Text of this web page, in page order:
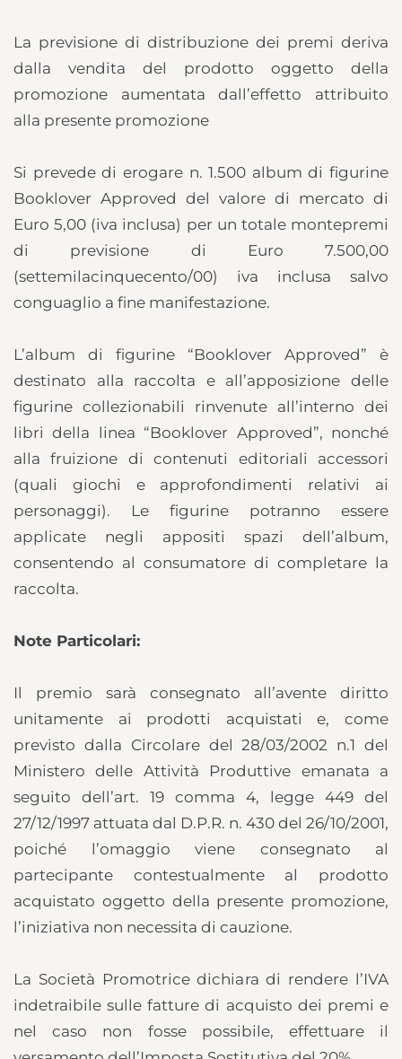
La previsione di distribuzione dei premi deriva
dalla vendita del prodotto oggetto della
promozione aumentata dall’effetto attribuito
alla presente promozione
Si prevede di erogare n. 1.500 album di figurine
Booklover Approved del valore di mercato di
Euro 5,00 (iva inclusa) per un totale montepremi
di previsione di Euro 7.500,00
(settemilacinquecento/00) iva inclusa salvo
conguaglio a fine manifestazione.
L’album di figurine “Booklover Approved” è
destinato alla raccolta e all’apposizione delle
figurine collezionabili rinvenute all’interno dei
libri della linea “Booklover Approved”, nonché
alla fruizione di contenuti editoriali accessori
(quali giochi e approfondimenti relativi ai
personaggi). Le figurine potranno essere
applicate negli appositi spazi dell’album,
consentendo al consumatore di completare la
raccolta.
Note Particolari:
Il premio sarà consegnato all’avente diritto
unitamente ai prodotti acquistati e, come
previsto dalla Circolare del 28/03/2002 n.1 del
Ministero delle Attività Produttive emanata a
seguito dell’art. 19 comma 4, legge 449 del
27/12/1997 attuata dal D.P.R. n. 430 del 26/10/2001,
poiché l’omaggio viene consegnato al
partecipante contestualmente al prodotto
acquistato oggetto della presente promozione,
l’iniziativa non necessita di cauzione.
La Società Promotrice dichiara di rendere l’IVA
indetraibile sulle fatture di acquisto dei premi e
nel caso non fosse possibile, effettuare il